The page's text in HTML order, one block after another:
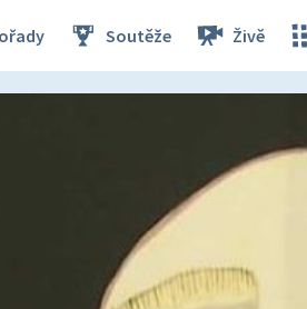
Soutěže Živě